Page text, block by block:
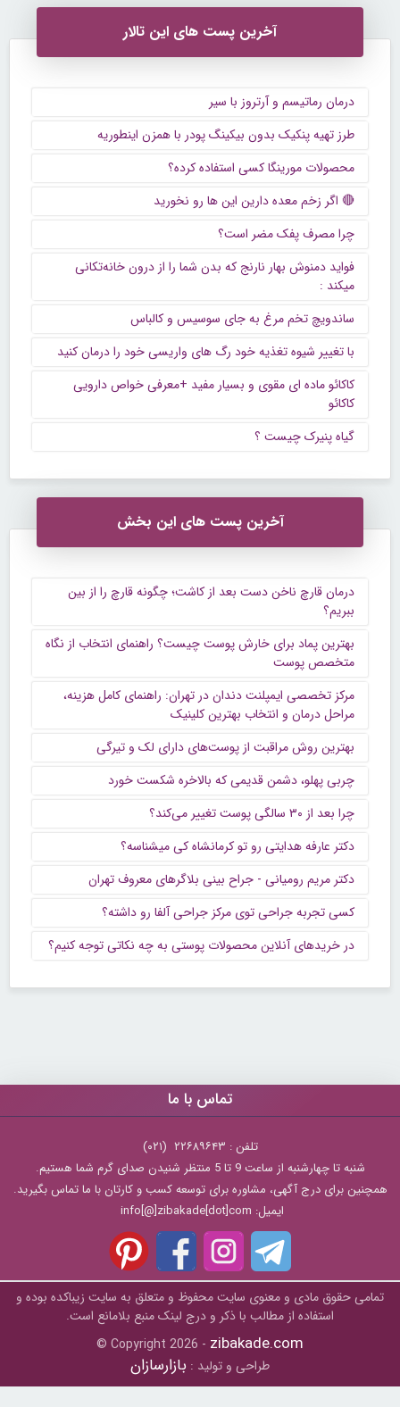
آخرین پست های این تالار
درمان رماتیسم و آرتروز با سیر
طرز تهیه پنکیک بدون بیکینگ پودر با همزن اینطوریه
محصولات مورینگا کسی استفاده کرده؟
🔴 اگر زخم‌ معده دارین این ها رو نخورید
چرا مصرف پفک مضر است؟
فواید دمنوش‌ بهار نارنج که بدن شما را از درون خانه‌تکانی
میکند :
ساندویچ تخم مرغ به جای سوسیس و كالباس
با تغییر شیوه تغذیه خود رگ های واریسی خود را درمان کنید
کاکائو ماده ای مقوی و بسیار مفید +معرفی خواص دارویی
کاکائو
گیاه پنیرک چیست ؟
آخرین پست های این بخش
درمان قارچ ناخن دست بعد از کاشت؛ چگونه قارچ را از بین
ببریم؟
بهترین پماد برای خارش پوست چیست؟ راهنمای انتخاب از نگاه
متخصص پوست
مرکز تخصصی ایمپلنت دندان در تهران: راهنمای کامل هزینه،
مراحل درمان و انتخاب بهترین کلینیک
بهترین روش مراقبت از پوست‌های دارای لک و تیرگی
چربی پهلو، دشمن قدیمی که بالاخره شکست خورد
چرا بعد از ۳۰ سالگی پوست تغییر می‌کند؟
دکتر عارفه هدایتی رو تو کرمانشاه کی میشناسه؟
دکتر مریم رومیانی - جراح بینی بلاگرهای معروف تهران
کسی تجربه جراحی توی مرکز جراحی آلفا رو داشته؟
در خریدهای آنلاین محصولات پوستی به چه نکاتی توجه کنیم؟
تماس با ما
تلفن : ۲۲۶۸۹۶۴۳ (۰۲۱)
شنبه تا چهارشنبه از ساعت 9 تا 5 منتظر شنیدن صدای گرم شما هستیم.
همچنین برای درج آگهی، مشاوره برای توسعه کسب و کارتان با ما تماس بگیرید.
ایمیل: info[@]zibakade[dot]com
تمامی حقوق مادی و معنوی سایت محفوظ و متعلق به سايت زیباکده بوده و
استفاده از مطالب با ذکر و درج لینک منبع بلامانع است.
© Copyright 2026 - zibakade.com
طراحی و تولید : بازارسازان